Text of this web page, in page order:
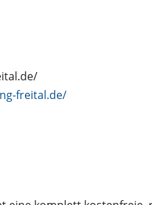
freital.de/